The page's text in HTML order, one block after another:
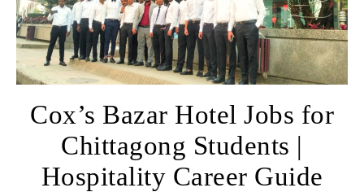
Cox’s Bazar Hotel Jobs for
Chittagong Students |
Hospitality Career Guide